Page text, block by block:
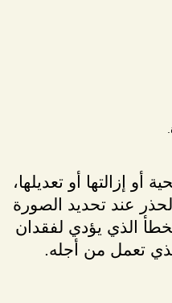
إزالتها أو تعديلها،
عند تحديد الصورة
الذي يؤدي لفقدان
تعمل من أجله.